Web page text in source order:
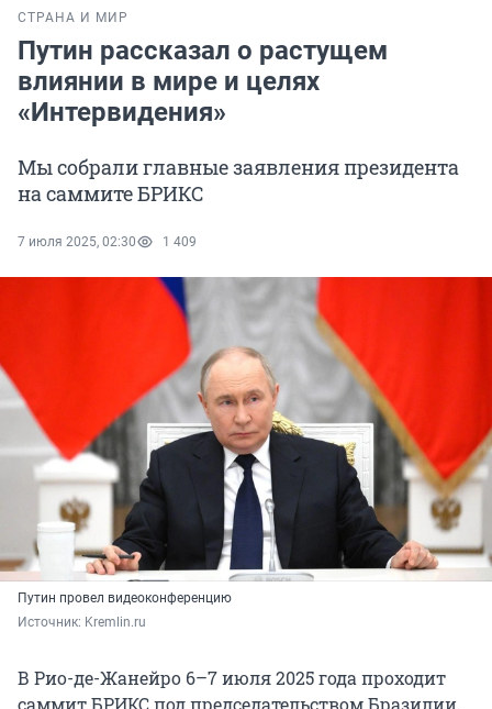
СТРАНА И МИР
Путин рассказал о растущем
влиянии в мире и целях
«Интервидения»
Мы собрали главные заявления президента
на саммите БРИКС
7 июля 2025, 02:30 1 409
Путин провел видеоконференцию
Источник: Kremlin.ru
В Рио-де-Жанейро 6–7 июля 2025 года проходит
саммит БРИКС под председательством Бразилии.